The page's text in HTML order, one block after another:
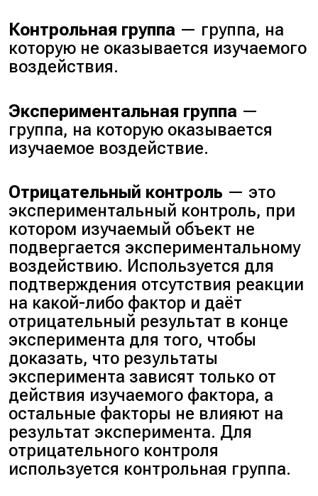
Контрольная группа — группа, на
которую не оказывается изучаемого
воздействия.
Экспериментальная группа —
группа, на которую оказывается
изучаемое воздействие.
Отрицательный контроль — это
экспериментальный контроль, при
котором изучаемый объект не
подвергается экспериментальному
воздействию. Используется для
подтверждения отсутствия реакции
на какой-либо фактор и даёт
отрицательный результат в конце
эксперимента для того, чтобы
доказать, что результаты
эксперимента зависят только от
действия изучаемого фактора, а
остальные факторы не влияют на
результат эксперимента. Для
отрицательного контроля
используется контрольная группа.